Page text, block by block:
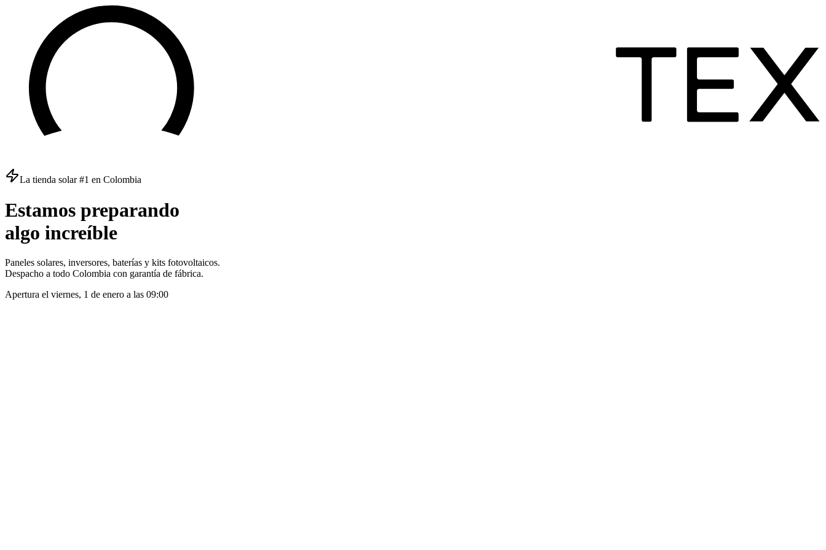
La tienda solar #1 en Colombia
Estamos preparando
algo increíble
Paneles solares, inversores, baterías y kits fotovoltaicos.
Despacho a todo Colombia con garantía de fábrica.
Apertura el viernes, 1 de enero a las 09:00